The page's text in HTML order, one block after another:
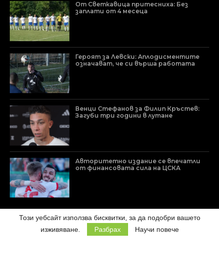
От Светкавица притесниха: Без
заплати от 4 месеца
Героят за Левски: Аплодисментите
означават, че си върша работата
Венци Стефанов за Филип Кръстев:
Загуби три години в лутане
Авторитетно издание се впечатли
от финансовата сила на ЦСКА
Този уебсайт използва бисквитки, за да подобри вашето
изживяване.
Разбрах Научи повече